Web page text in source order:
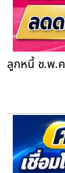
ลูกหนี้ ช.พ.